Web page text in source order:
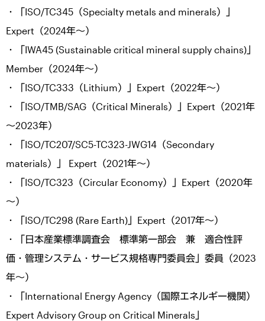
・「ISO/TC345（Specialty metals and minerals）」
Expert（2024年～）
・「IWA45 (Sustainable critical mineral supply chains)」
Member（2024年～）
・「ISO/TC333（Lithium）」Expert（2022年～）
・「ISO/TMB/SAG（Critical Minerals）」Expert（2021年
～2023年）
・「ISO/TC207/SC5-TC323-JWG14（Secondary
materials）」 Expert（2021年～）
・「ISO/TC323（Circular Economy）」Expert（2020年
～）
・「ISO/TC298 (Rare Earth)」Expert（2017年～）
・「日本産業標準調査会 標準第一部会 兼 適合性評
価・管理システム・サービス規格専門委員会」委員（2023
年～）
・「International Energy Agency（国際エネルギー機関）
Expert Advisory Group on Critical Minerals」